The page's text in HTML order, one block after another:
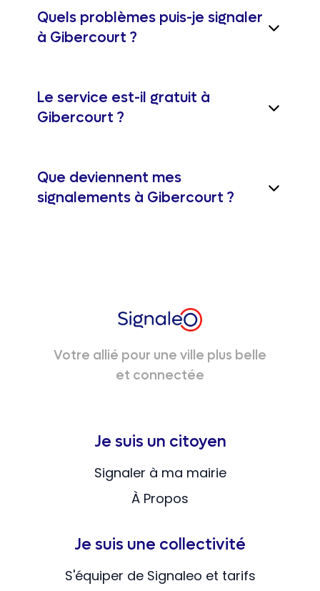
Quels problèmes puis-je signaler
à Gibercourt ?
Le service est-il gratuit à
Gibercourt ?
Que deviennent mes
signalements à Gibercourt ?
Votre allié pour une ville plus belle
et connectée
Je suis un citoyen
Signaler à ma mairie
À Propos
Je suis une collectivité
S'équiper de Signaleo et tarifs